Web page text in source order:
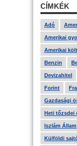
CÍMKÉK
Adó
Amerikai
Amerikai
Benzin
Devizahitel
Forint
Gazdasági
Heti tőzsdei
Iszlám Állam
Külföldi